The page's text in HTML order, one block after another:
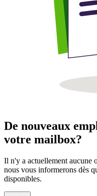
De nouveaux
votre mailbox?
Il n'y a actuellement aucune
nous vous informerons dès
disponibles.